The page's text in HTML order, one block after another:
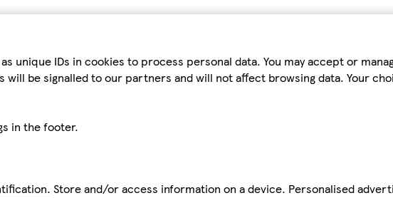
unique IDs in cookies to process personal data. You may accept or
will be signalled to our partners and will not affect browsing data. Your
in the footer.
Store and/or access information on a device. Personalised